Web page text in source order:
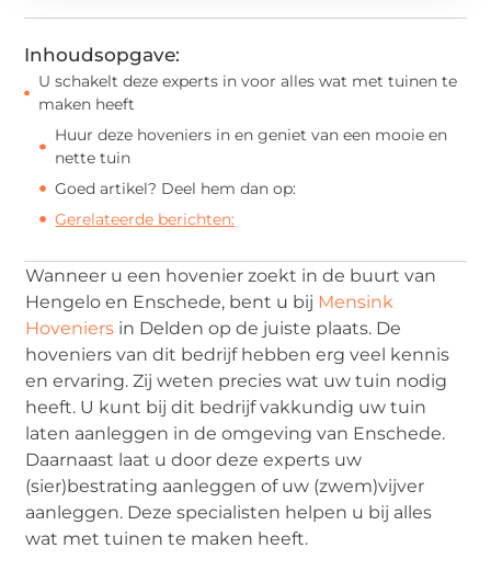
Inhoudsopgave:
U schakelt deze experts in voor alles wat met tuinen te
maken heeft
Huur deze hoveniers in en geniet van een mooie en
nette tuin
Goed artikel? Deel hem dan op:
Gerelateerde berichten:
Wanneer u een hovenier zoekt in de buurt van
Hengelo en Enschede, bent u bij Mensink
Hoveniers in Delden op de juiste plaats. De
hoveniers van dit bedrijf hebben erg veel kennis
en ervaring. Zij weten precies wat uw tuin nodig
heeft. U kunt bij dit bedrijf vakkundig uw tuin
laten aanleggen in de omgeving van Enschede.
Daarnaast laat u door deze experts uw
(sier)bestrating aanleggen of uw (zwem)vijver
aanleggen. Deze specialisten helpen u bij alles
wat met tuinen te maken heeft.